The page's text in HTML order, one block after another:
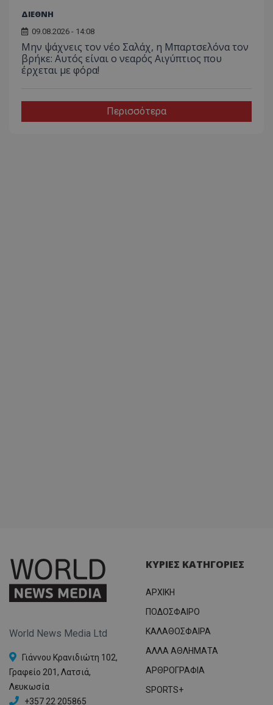
ΔΙΕΘΝΗ
09.08.2026 - 14:08
Μην ψάχνεις τον νέο Σαλάχ, η Μπαρτσελόνα τον
βρήκε: Αυτός είναι ο νεαρός Αιγύπτιος που
έρχεται με φόρα!
Περισσότερα
World News Media Ltd
Γιάννου Κρανιδιώτη 102,
Γραφείο 201, Λατσιά,
Λευκωσία
+357 22 205865
ΚΥΡΙΕΣ ΚΑΤΗΓΟΡΙΕΣ
ΑΡΧΙΚΗ
ΠΟΔΟΣΦΑΙΡΟ
ΚΑΛΑΘΟΣΦΑΙΡΑ
ΑΛΛΑ ΑΘΛΗΜΑΤΑ
ΑΡΘΡΟΓΡΑΦΙΑ
SPORTS+